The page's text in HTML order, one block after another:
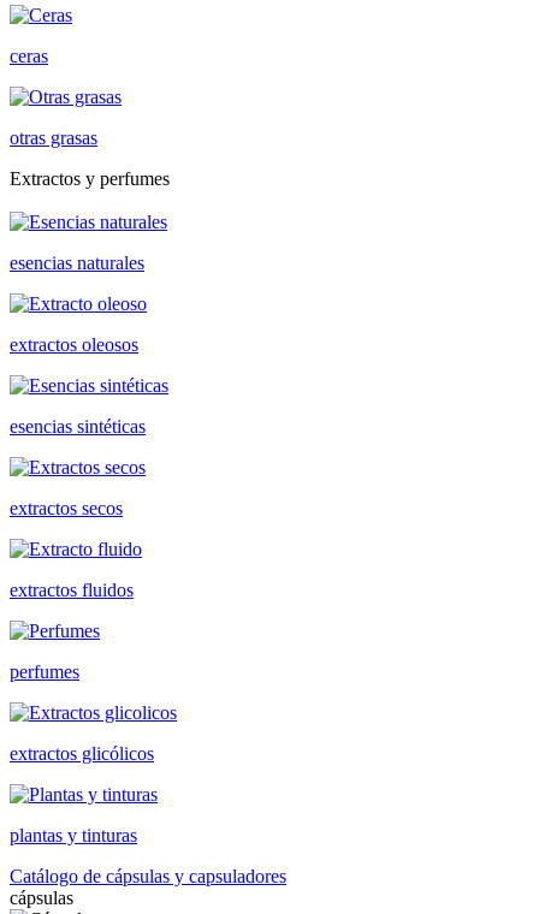
ceras
otras grasas
Extractos y perfumes
esencias naturales
extractos oleosos
esencias sintéticas
extractos secos
extractos fluidos
perfumes
extractos glicólicos
plantas y tinturas
Catálogo de cápsulas y capsuladores
cápsulas